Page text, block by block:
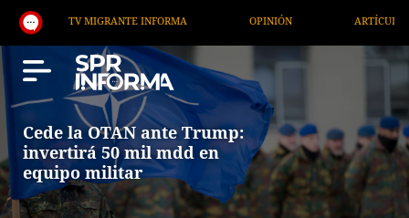
TV MIGRANTE INFORMA ARTÍCULOS
Cede la OTAN ante Trump:
invertirá 50 mil mdd en
equipo militar